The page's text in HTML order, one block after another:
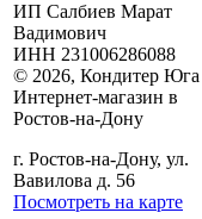
ИП Салбиев Марат
Вадимович
ИНН 231006286088
© 2026, Кондитер Юга
Интернет-магазин в
Ростов-на-Дону
г. Ростов-на-Дону, ул.
Вавилова д. 56
Посмотреть на карте